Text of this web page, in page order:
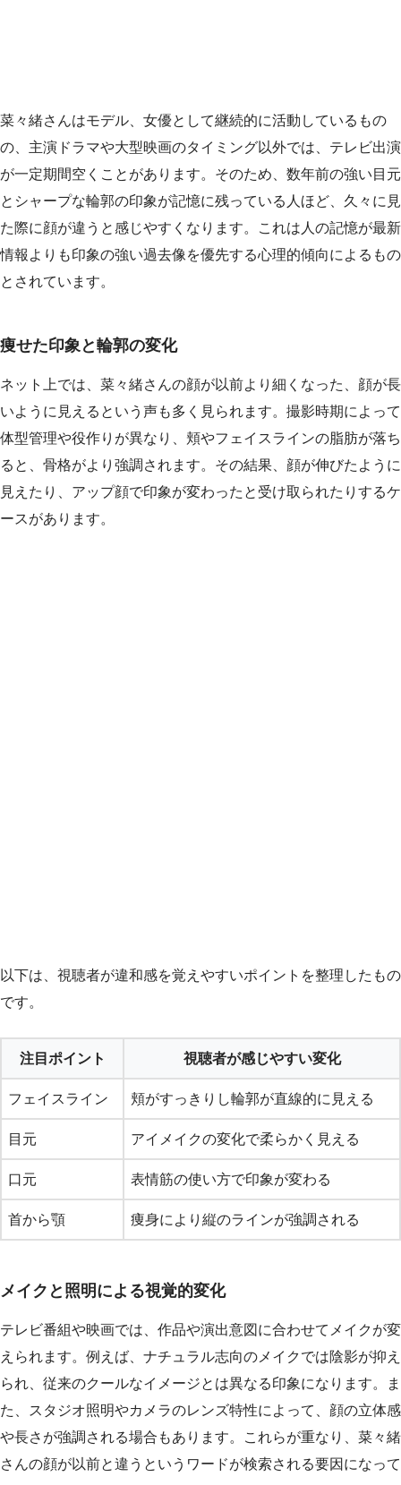
菜々緒さんはモデル、女優として継続的に活動しているもの
の、主演ドラマや大型映画のタイミング以外では、テレビ出演
が一定期間空くことがあります。そのため、数年前の強い目元
とシャープな輪郭の印象が記憶に残っている人ほど、久々に見
た際に顔が違うと感じやすくなります。これは人の記憶が最新
情報よりも印象の強い過去像を優先する心理的傾向によるもの
とされています。
痩せた印象と輪郭の変化
ネット上では、菜々緒さんの顔が以前より細くなった、顔が長
いように見えるという声も多く見られます。撮影時期によって
体型管理や役作りが異なり、頬やフェイスラインの脂肪が落ち
ると、骨格がより強調されます。その結果、顔が伸びたように
見えたり、アップ顔で印象が変わったと受け取られたりするケ
ースがあります。
以下は、視聴者が違和感を覚えやすいポイントを整理したもの
です。
注目ポイント 視聴者が感じやすい変化
フェイスライン 頬がすっきりし輪郭が直線的に見える
目元 アイメイクの変化で柔らかく見える
口元 表情筋の使い方で印象が変わる
首から顎 痩身により縦のラインが強調される
メイクと照明による視覚的変化
テレビ番組や映画では、作品や演出意図に合わせてメイクが変
えられます。例えば、ナチュラル志向のメイクでは陰影が抑え
られ、従来のクールなイメージとは異なる印象になります。ま
た、スタジオ照明やカメラのレンズ特性によって、顔の立体感
や長さが強調される場合もあります。これらが重なり、菜々緒
さんの顔が以前と違うというワードが検索される要因になって